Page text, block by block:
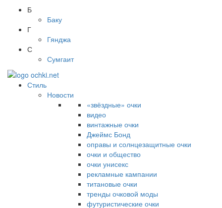
Б
Баку
Г
Гянджа
С
Сумгаит
Стиль
Новости
«звёздные» очки
видео
винтажные очки
Джеймс Бонд
оправы и солнцезащитные очки
очки и общество
очки унисекс
рекламные кампании
титановые очки
тренды очковой моды
футуристические очки